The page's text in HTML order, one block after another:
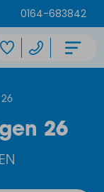
0164-683842
26